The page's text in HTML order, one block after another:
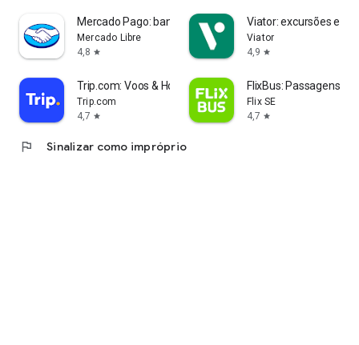
Mercado Pago: banco digital
Mercado Libre
4,8 star
Viator: excursões e
Viator
4,9 star
Trip.com: Voos & Hotel
Trip.com
4,7 star
FlixBus: Passagens de
Flix SE
4,7 star
flag Sinalizar como impróprio